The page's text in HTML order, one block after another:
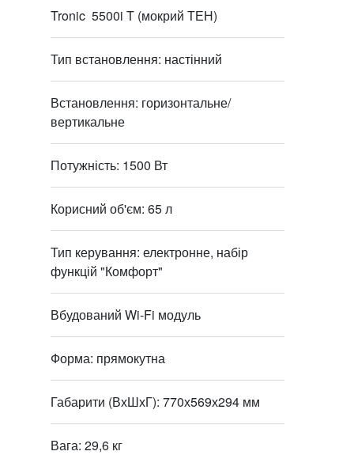
Tronic 5500i T (мокрий ТЕН)
Тип встановлення: настінний
Встановлення: горизонтальне/
вертикальне
Потужність: 1500 Вт
Корисний об'єм: 65 л
Тип керування: електронне, набір
функцій "Комфорт"
Вбудований Wi-Fi модуль
Форма: прямокутна
Габарити (ВхШхГ): 770х569х294 мм
Вага: 29,6 кг